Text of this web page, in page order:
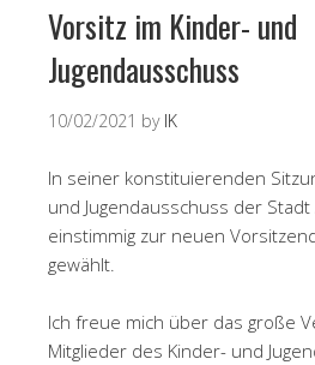
Vorsitz im Kinder- und
Jugendausschuss
10/02/2021 by IK
In seiner konstituierenden
und Jugendausschuss der Stadt
einstimmig zur neuen
gewählt.
Ich freue mich über das große
Mitglieder des Kinder- und